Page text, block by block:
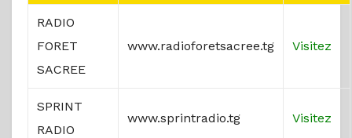
RADIO
FORET
SACREE
www.radioforetsacree.tg Visitez
SPRINT
RADIO
www.sprintradio.tg Visitez